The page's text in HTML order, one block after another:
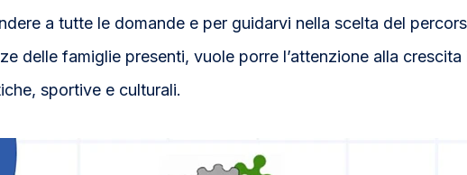
a tutte le domande e per guidarvi nella scelta del
delle famiglie presenti, vuole porre l’attenzione alla
sportive e culturali.